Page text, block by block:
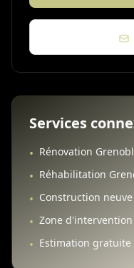
Services
• Rénovation
• Réhabilitation
• Construction
• Zone
• Estimation gratuite